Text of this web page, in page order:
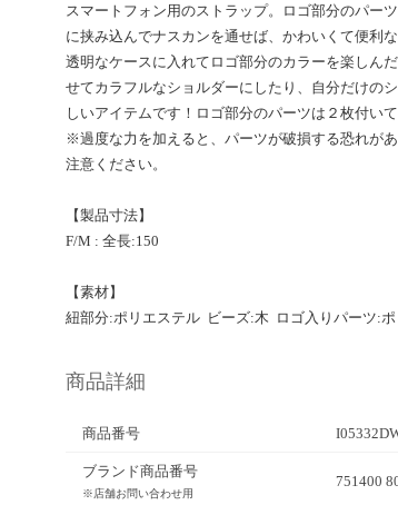
スマートフォン用のストラップ。ロゴ部分のパー
に挟み込んでナスカンを通せば、かわいくて便利
透明なケースに入れてロゴ部分のカラーを楽しん
せてカラフルなショルダーにしたり、自分だけの
しいアイテムです！ロゴ部分のパーツは２枚付いて
※過度な力を加えると、パーツが破損する恐れが
注意ください。
【製品寸法】
F/M : 全長:150
【素材】
紐部分:ポリエステル ビーズ:木 ロゴ入りパーツ:
商品詳細
商品番号
ブランド商品番号
※店舗お問い合わせ用
751400